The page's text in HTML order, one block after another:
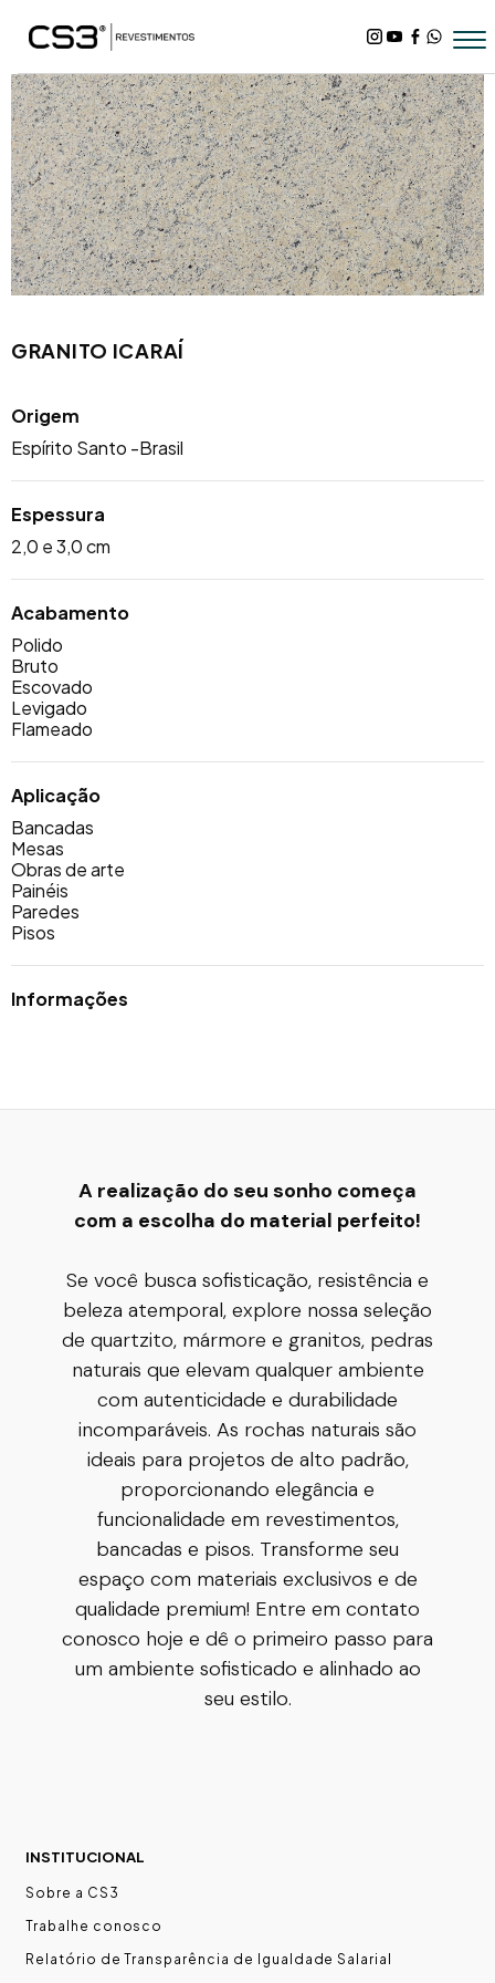
GRANITO ICARAÍ
Origem
Espírito Santo -Brasil
Espessura
2,0 e 3,0 cm
Acabamento
Polido
Bruto
Escovado
Levigado
Flameado
Aplicação
Bancadas
Mesas
Obras de arte
Painéis
Paredes
Pisos
Informações
A realização do seu sonho começa
com a escolha do material perfeito!
Se você busca sofisticação, resistência e
beleza atemporal, explore nossa seleção
de quartzito, mármore e granitos, pedras
naturais que elevam qualquer ambiente
com autenticidade e durabilidade
incomparáveis. As rochas naturais são
ideais para projetos de alto padrão,
proporcionando elegância e
funcionalidade em revestimentos,
bancadas e pisos. Transforme seu
espaço com materiais exclusivos e de
qualidade premium! Entre em contato
conosco hoje e dê o primeiro passo para
um ambiente sofisticado e alinhado ao
seu estilo.
INSTITUCIONAL
Sobre a CS3
Trabalhe conosco
Relatório de Transparência de Igualdade Salarial